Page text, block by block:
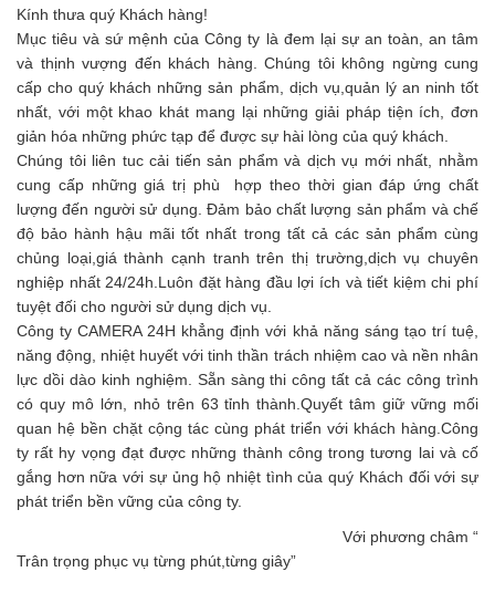
Kính thưa quý Khách hàng!
Mục tiêu và sứ mệnh của Công ty là đem lại sự an toàn, an tâm
và thịnh vượng đến khách hàng. Chúng tôi không ngừng cung
cấp cho quý khách những sản phẩm, dịch vụ,quản lý an ninh tốt
nhất, với một khao khát mang lại những giải pháp tiện ích, đơn
giản hóa những phức tạp để được sự hài lòng của quý khách.
Chúng tôi liên tuc cải tiến sản phẩm và dịch vụ mới nhất, nhằm
cung cấp những giá trị phù hợp theo thời gian đáp ứng chất
lượng đến người sử dụng. Đảm bảo chất lượng sản phẩm và chế
độ bảo hành hậu mãi tốt nhất trong tất cả các sản phẩm cùng
chủng loại,giá thành cạnh tranh trên thị trường,dịch vụ chuyên
nghiệp nhất 24/24h.Luôn đặt hàng đầu lợi ích và tiết kiệm chi phí
tuyệt đối cho người sử dụng dịch vụ.
Công ty CAMERA 24H khẳng định với khả năng sáng tạo trí tuệ,
năng động, nhiệt huyết với tinh thần trách nhiệm cao và nền nhân
lực dồi dào kinh nghiệm. Sẵn sàng thi công tất cả các công trình
có quy mô lớn, nhỏ trên 63 tỉnh thành.Quyết tâm giữ vững mối
quan hệ bền chặt cộng tác cùng phát triển với khách hàng.Công
ty rất hy vọng đạt được những thành công trong tương lai và cố
gắng hơn nữa với sự ủng hộ nhiệt tình của quý Khách đối với sự
phát triển bền vững của công ty.
Với phương châm “
Trân trọng phục vụ từng phút,từng giây”